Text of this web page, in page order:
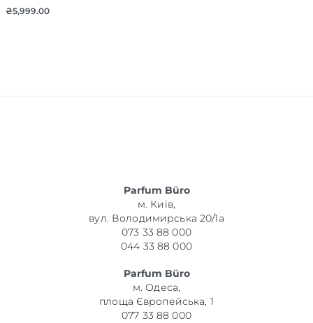
₴5,999.00
Parfum Büro
м. Київ,
вул. Володимирська 20/1а
073 33 88 000
044 33 88 000
Parfum Büro
м. Одеса,
площа Європейська, 1
077 33 88 000